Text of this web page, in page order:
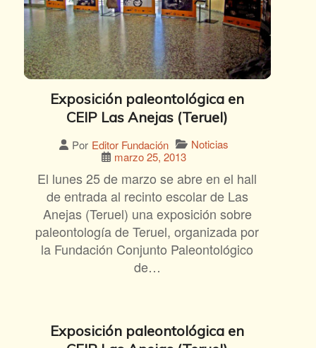
Exposición paleontológica en
CEIP Las Anejas (Teruel)
Por Editor Fundación
Noticias
marzo 25, 2013
El lunes 25 de marzo se abre en el hall
de entrada al recinto escolar de Las
Anejas (Teruel) una exposición sobre
paleontología de Teruel, organizada por
la Fundación Conjunto Paleontológico
de…
Exposición paleontológica en